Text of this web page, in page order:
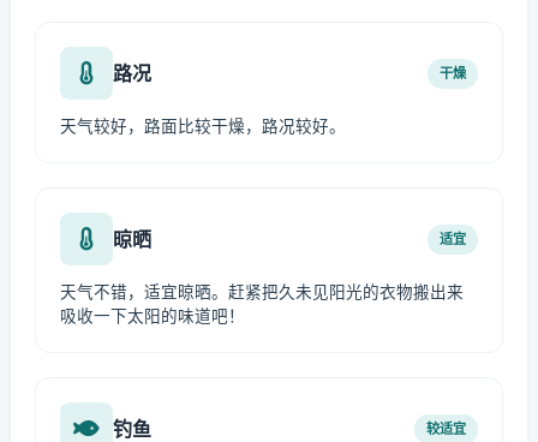
路况 干燥
天气较好，路面比较干燥，路况较好。
晾晒 适宜
天气不错，适宜晾晒。赶紧把久未见阳光的衣物搬出来
吸收一下太阳的味道吧！
钓鱼 较适宜